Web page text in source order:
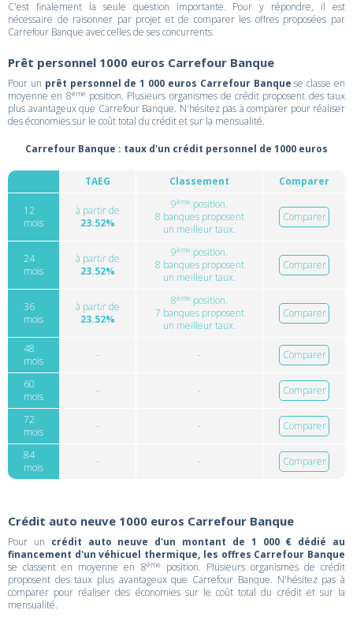
C'est finalement la seule question importante. Pour y répondre, il est
nécessaire de raisonner par projet et de comparer les offres proposées par
Carrefour Banque avec celles de ses concurrents.
Prêt personnel 1000 euros Carrefour Banque
Pour un prêt personnel de 1 000 euros Carrefour Banque se classe en
moyenne en 8èmeposition. Plusieurs organismes de crédit proposent des taux
plus avantageux que Carrefour Banque. N'hésitez pas à comparer pour réaliser
des économies sur le coût total du crédit et sur la mensualité.
Carrefour Banque : taux d'un crédit personnel de 1000 euros
TAEG Classement Comparer
12
mois
à partir de
23.52%
9ème position.
8 banques proposent
un meilleur taux.
Comparer
24
mois
à partir de
23.52%
9ème position.
8 banques proposent
un meilleur taux.
Comparer
36
mois
à partir de
23.52%
8ème position.
7 banques proposent
un meilleur taux.
Comparer
48
mois
- - Comparer
60
mois
- - Comparer
72
mois
- - Comparer
84
mois
- - Comparer
Crédit auto neuve 1000 euros Carrefour Banque
Pour un crédit auto neuve d'un montant de 1 000 € dédié au
financement d'un véhicuel thermique, les offres Carrefour Banque
se classent en moyenne en 8èmeposition. Plusieurs organismes de crédit
proposent des taux plus avantageux que Carrefour Banque. N'hésitez pas à
comparer pour réaliser des économies sur le coût total du crédit et sur la
mensualité.